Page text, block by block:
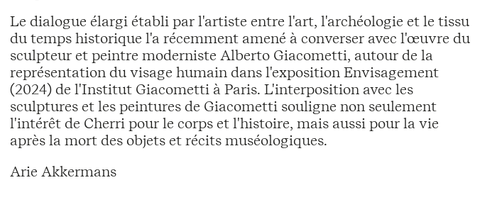
Le dialogue élargi établi par l'artiste entre l'art, l'archéologie et le tissu
du temps historique l'a récemment amené à converser avec l'œuvre du
sculpteur et peintre moderniste Alberto Giacometti, autour de la
représentation du visage humain dans l'exposition Envisagement
(2024) de l'Institut Giacometti à Paris. L'interposition avec les
sculptures et les peintures de Giacometti souligne non seulement
l'intérêt de Cherri pour le corps et l'histoire, mais aussi pour la vie
après la mort des objets et récits muséologiques.
Arie Akkermans